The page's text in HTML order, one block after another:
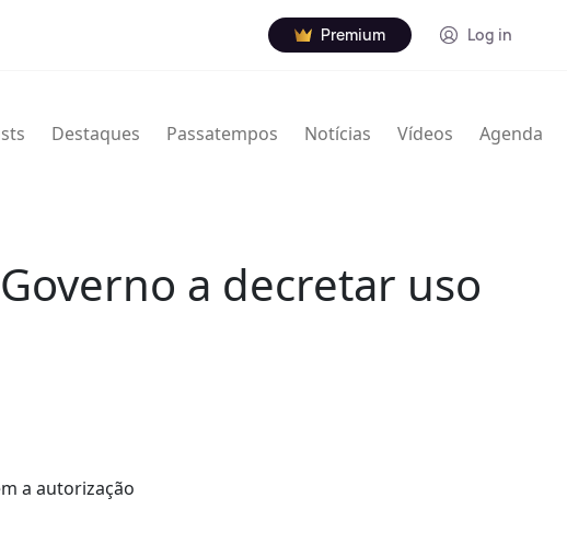
Premium Log in
Destaques Passatempos Notícias Vídeos Agenda
a decretar uso
a autorização